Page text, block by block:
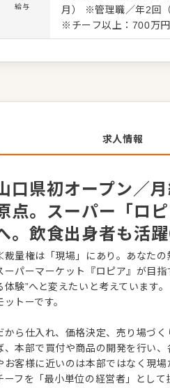
客 ・発注、仕入れ（
（その店舗にしかない
が異なります） ・人材
給与
月） ※管理職／年2回（7月・12月）＋
※チーフ以上：700万円以上（平均年齢32歳）
※固定残業代35時間分
求人情報
口県初オープン／
点。スーパー「ロ
。飲食出身者も活
量権は「現場」にあり。あなた
ーパーマーケット『ロピア』が目
体験”へと変えたいと考えています
ットーです。
から仕入れ、価格決定、売り場づ
、本部で買付や商品の開発を行い
お客様に近いのは本部ではなく現
ーフを「最小単位の経営者」とし